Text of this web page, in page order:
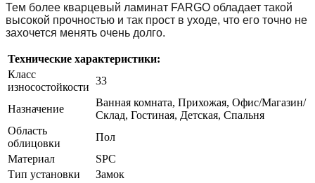
Тем более кварцевый ламинат FARGO обладает такой
высокой прочностью и так прост в уходе, что его точно не
захочется менять очень долго.
Технические характеристики:
Класс
износостойкости
33
Назначение
Ванная комната, Прихожая, Офис/Магазин/
Склад, Гостиная, Детская, Спальня
Область
облицовки
Пол
Материал
SPC
Тип установки
Замок